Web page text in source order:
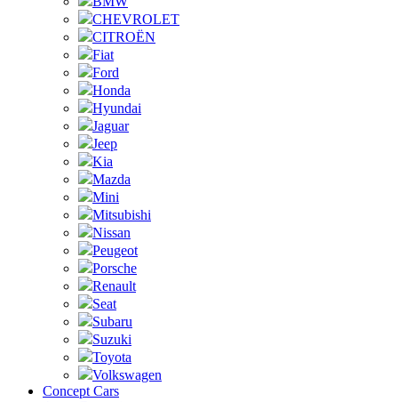
CHEVROLET
CITROËN
Fiat
Ford
Honda
Hyundai
Jaguar
Jeep
Kia
Mazda
Mini
Mitsubishi
Nissan
Peugeot
Porsche
Renault
Seat
Subaru
Suzuki
Toyota
Volkswagen
Concept Cars